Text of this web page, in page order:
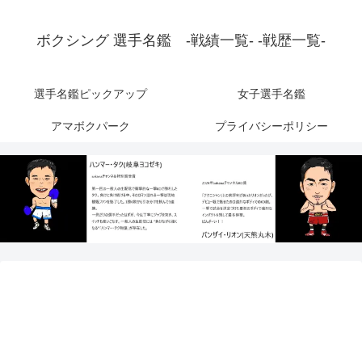
ボクシング 選手名鑑 -戦績一覧- -戦歴一覧-
選手名鑑ピックアップ 女子選手名鑑
アマボクパーク プライバシーポリシー